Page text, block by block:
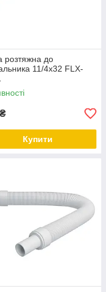
розтяжна до
11/4х32 FLX-
₴
Купити